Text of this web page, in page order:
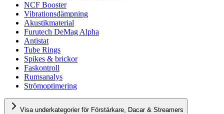
NCF Booster
Vibrationsdämpning
Akustikmaterial
Furutech DeMag Alpha
Antistat
Tube Rings
Spikes & brickor
Faskontroll
Rumsanalys
Strömoptimering
Visa underkategorier för Förstärkare, Dacar & Streamers